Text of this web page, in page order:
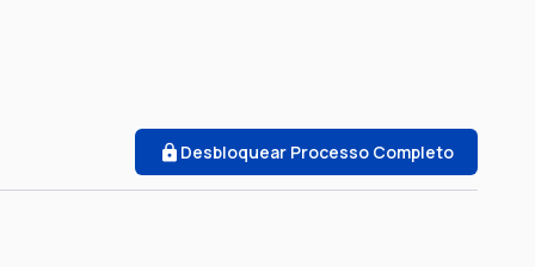
Desbloquear Processo Completo